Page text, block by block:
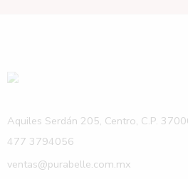
Aquiles Serdán 205, Centro, C.P.
477 3794056
ventas@purabelle.com.mx